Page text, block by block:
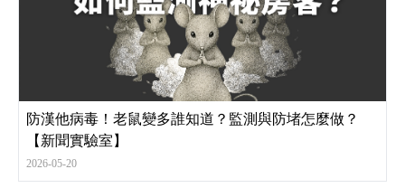
防漢他病毒！老鼠變多誰知道？監測與防堵怎麼做？
【新聞實驗室】
2026-05-20